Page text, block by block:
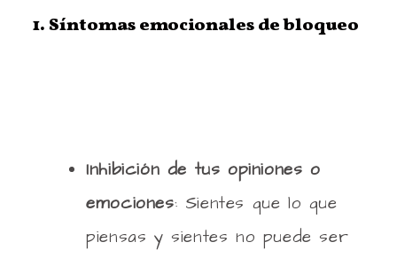
1. Síntomas emocionales de bloqueo
Inhibición de tus opiniones o
emociones: Sientes que lo que
piensas y sientes no puede ser